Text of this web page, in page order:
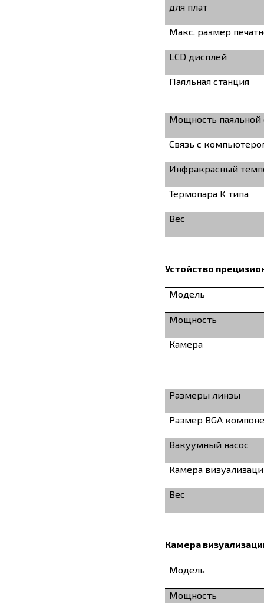
для плат
Макс. размер
LCD дисплей
Паяльная станция
Мощность паяльной
Связь с
Инфракрасный
Термопара K типа
Вес
Устойство
Модель
Мощность
Камера
Размеры линзы
Размер BGA
Вакуумный насос
Камера
Вес
Камера
Модель
Мощность